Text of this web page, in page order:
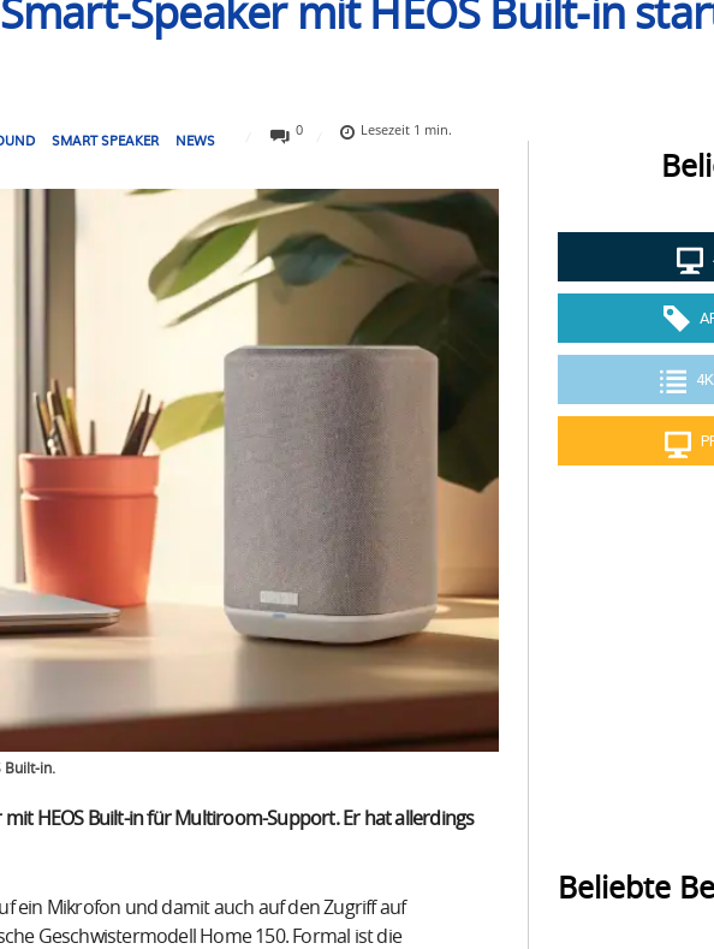
Speaker mit HEOS Built-in
SMART SPEAKER NEWS
0 Lesezeit 1 min.
Built-in.
HEOS Built-in für Multiroom-Support. Er hat allerdings
ein Mikrofon und damit auch auf den Zugriff auf
Geschwistermodell Home 150. Formal ist die
Beliebte